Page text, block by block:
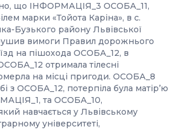
що ІНФОРМАЦІЯ_3 ОСОБА_11,
марки «Тойота Каріна», в с.
Бузького району Львівської
вимоги Правил дорожнього
на пішохода ОСОБА_12, в
отримала тілесні
на місці пригоди. ОСОБА_8
з ОСОБА_12, потерпіла була матір’ю
та ОСОБА_10,
навчається у Львівському
університеті,